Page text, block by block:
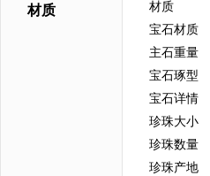
材质 材质
宝石材质
主石重量
宝石琢型
宝石详情
珍珠大小
珍珠数量
珍珠产地